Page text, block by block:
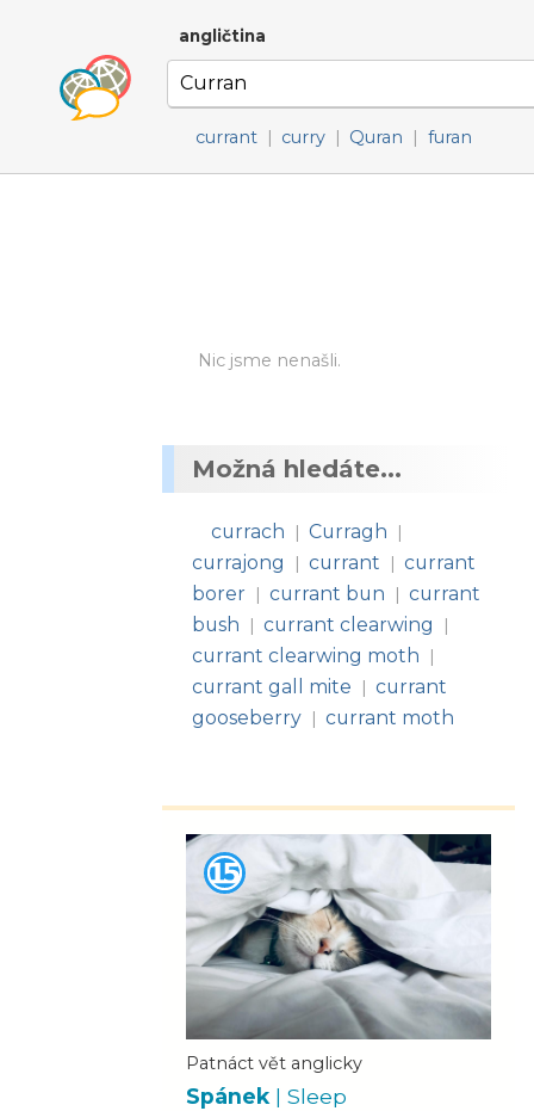
angličtina
currant | curry | Quran | furan
Nic jsme nenašli.
Možná hledáte...
currach | Curragh |
currajong | currant | currant
borer
| currant bun | currant
bush
| currant clearwing |
currant clearwing moth |
currant gall mite | currant
gooseberry | currant moth
Patnáct vět anglicky
Spánek | Sleep